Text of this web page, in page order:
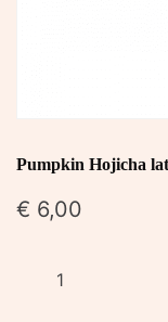
Pumpkin Hojicha
€ 6,00
quantité